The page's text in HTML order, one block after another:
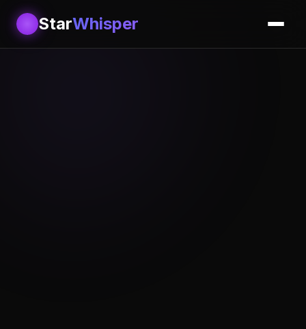
StarWhisper